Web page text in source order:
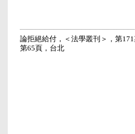
論拒絕給付，＜法學叢刊＞，第
第65頁，台北